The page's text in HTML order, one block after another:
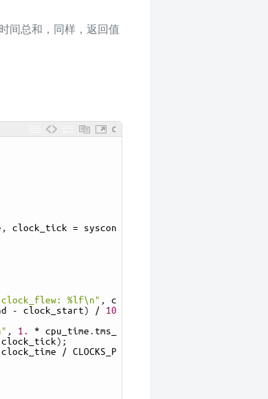
间总和，同样，返回值
C
, clock_tick =
syscon
%lf\n" ,
c
- clock_start) /
10
, 1. * cpu_time . tms_
clock_tick) ;
clock_time /
CLOCKS_P